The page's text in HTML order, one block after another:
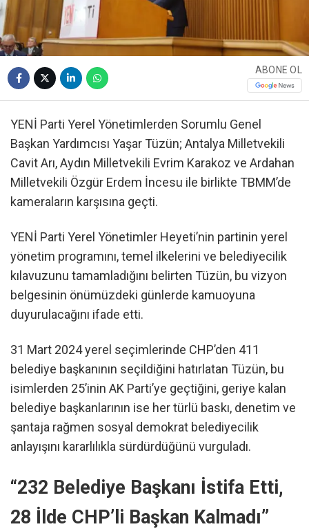
ABONE OL
YENİ Parti Yerel Yönetimlerden Sorumlu Genel
Başkan Yardımcısı Yaşar Tüzün; Antalya Milletvekili
Cavit Arı, Aydın Milletvekili Evrim Karakoz ve Ardahan
Milletvekili Özgür Erdem İncesu ile birlikte TBMM’de
kameraların karşısına geçti.
YENİ Parti Yerel Yönetimler Heyeti’nin partinin yerel
yönetim programını, temel ilkelerini ve belediyecilik
kılavuzunu tamamladığını belirten Tüzün, bu vizyon
belgesinin önümüzdeki günlerde kamuoyuna
duyurulacağını ifade etti.
31 Mart 2024 yerel seçimlerinde CHP’den 411
belediye başkanının seçildiğini hatırlatan Tüzün, bu
isimlerden 25’inin AK Parti’ye geçtiğini, geriye kalan
belediye başkanlarının ise her türlü baskı, denetim ve
şantaja rağmen sosyal demokrat belediyecilik
anlayışını kararlılıkla sürdürdüğünü vurguladı.
“232 Belediye Başkanı İstifa Etti,
28 İlde CHP’li Başkan Kalmadı”